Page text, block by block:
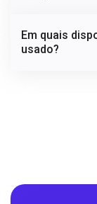
Em quais
usado?